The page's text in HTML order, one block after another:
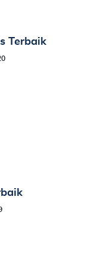
Terbaik